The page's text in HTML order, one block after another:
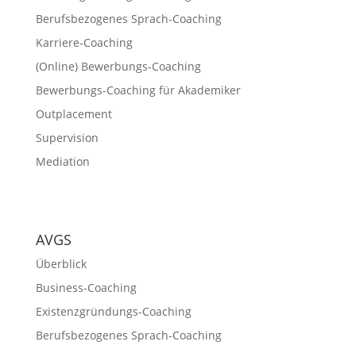
Berufsbezogenes Sprach-Coaching
Karriere-Coaching
(Online) Bewerbungs-Coaching
Bewerbungs-Coaching für Akademiker
Outplacement
Supervision
Mediation
AVGS
Überblick
Business-Coaching
Existenzgründungs-Coaching
Berufsbezogenes Sprach-Coaching